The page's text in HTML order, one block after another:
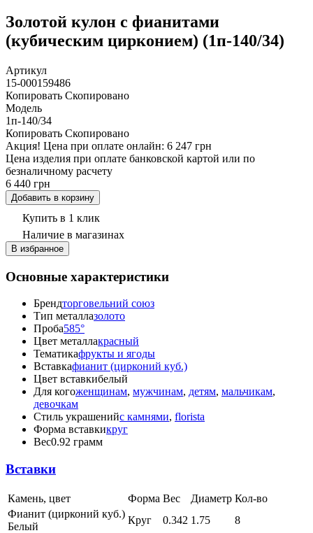
Золотой кулон с фианитами
(кубическим цирконием) (1п-140/34)
Артикул
15-000159486
Копировать Скопировано
Модель
1п-140/34
Копировать Скопировано
Акция! Цена при оплате онлайн: 6 247 грн
Цена изделия при оплате банковской картой или по
безналичному расчету
6 440 грн
Добавить в корзину
Купить в 1 клик
Наличие в магазинах
В избранное
Основные характеристики
Брендторговельний союз
Тип металлазолото
Проба585°
Цвет металлакрасный
Тематикафрукты и ягоды
Вставкафианит (цирконий куб.)
Цвет вставкибелый
Для когоженщинам, мужчинам, детям, мальчикам,
девочкам
Стиль украшенийс камнями, florista
Форма вставкикруг
Вес0.92 грамм
Вставки
Камень, цвет Форма Вес Диаметр Кол-во
Фианит (цирконий куб.)
Белый
Круг 0.342 1.75
8